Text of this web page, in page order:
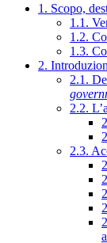
1. Scopo,
1.1.
1.2.
1.3.
2.
2.1.
2.2.
2.3.